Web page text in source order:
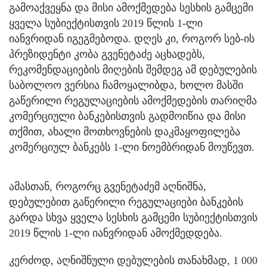
გამოაქვეყნა და მისი ამოქმედება სესხის გამცემი
ყველა სუბიექტისთვის 2019 წლის 1-ლი
იანვრიდან იგეგმებოდა. დღეს კი, როგორ სებ-ის
პრეზიდენტი კობა გვენეტაძე აცხადებს,
რეკომენდაციების მიღების შემდეგ ამ დებულების
საბოლოო ვერსია ჩამოყალიბდა, ხოლო მასში
გაწერილი რეგულაციების ამოქმედების თარიღმა
კომერციული ბანკებისთვის გადმოიწია და მისი
თქმით, ახალი მოთხოვნების დაკმაყოფილება
კომერციულ ბანკებს 1-ლი ნოემბრიდან მოუწევთ.
ამასთან, როგორც გვენეტაძემ აღნიშნა,
დებულებით გაწერილი რეგულაციები ბანკების
გარდა სხვა ყველა სესხის გამცემი სუბიექტისთვის
2019 წლის 1-ლი იანვრიდან ამოქმედდება.
კერძოდ, აღნიშნული დებულების თანახმად, 1 000